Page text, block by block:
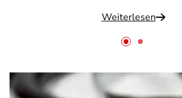
Weiterlesen